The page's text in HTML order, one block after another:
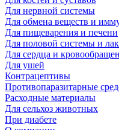
Для нервной системы
Для обмена веществ и
Для пищеварения и печени
Для половой системы и
Для сердца и
Для ушей
Контрацептивы
Противопаразитарные
Расходные материалы
Для сельхоз животных
При диабете